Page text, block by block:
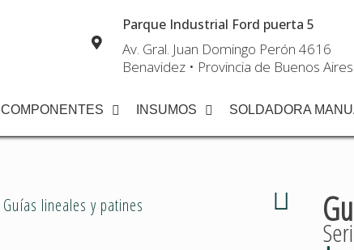
Parque Industrial Ford puerta 5
Av. Gral. Juan Domingo Perón 4616
Benavidez • Provincia de Buenos Aires
COMPONENTES INSUMOS SOLDADORA
Guías lineales y patines